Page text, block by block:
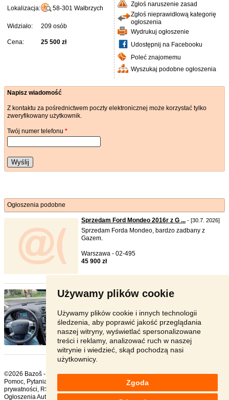
Używamy plików cookie
Używamy plików cookie i innych technologii
śledzenia, aby poprawić jakość przeglądania
naszej witryny, wyświetlać spersonalizowane
treści i reklamy, analizować ruch w naszej
witrynie i wiedzieć, skąd pochodzą nasi
użytkownicy.
Zgoda
Lokalizacja: 58-301 Wałbrzych
Widziało: 209 osób
Cena: 25 500 zł
Zgłoś naruszenie zasad
Zgłoś nieprawidłową kategorię
ogłoszenia
Wydrukuj ogłoszenie
Udostępnij na Facebooku
Poleć znajomemu
Wyszukaj podobne ogłoszenia
Napisz wiadomość
Z kontaktu za pośrednictwem poczty elektronicznej może korzystać tylko
zweryfikowany użytkownik.
Twój numer telefonu *
Wyślij
Ogłoszenia podobne
Sprzedam Ford Mondeo 2016r z G ... - [30.7. 2026]
Sprzedam Forda Mondeo, bardzo zadbany z
Gazem.
Warszawa - 02-495
45 900 zł
Mondeo mk4- [9.7. 2026]
automat Durashift.bez obaw ...
Dzierżoniowski - 58-200
20 000 zł
©2026 Bazoš -
sprzedam, ogłoszenia Ford
Pomoc, Pytania Reklama,Regulamin
prywatności, RSS
Ogłoszenia Auto ogółem: